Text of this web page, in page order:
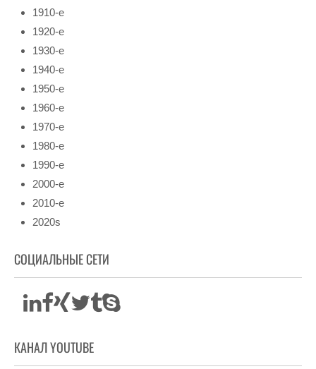
1910-е
1920-е
1930-е
1940-е
1950-е
1960-е
1970-е
1980-е
1990-е
2000-е
2010-е
2020s
СОЦИАЛЬНЫЕ СЕТИ
КАНАЛ YOUTUBE